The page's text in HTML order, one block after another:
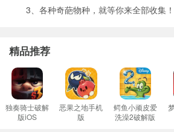
3、各种奇葩物种，就等你来全部收集！
精品推荐
独奏骑士破解
版iOS
恶果之地手机
版
鳄鱼小顽皮爱
洗澡2破解版